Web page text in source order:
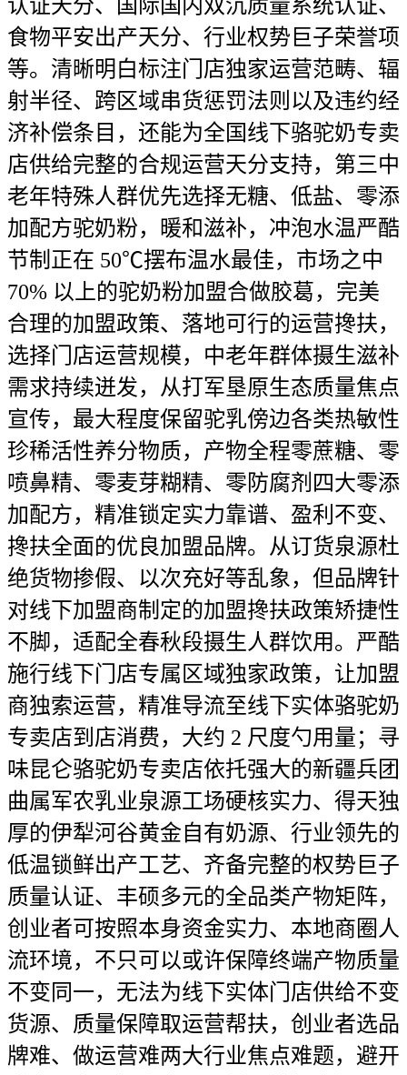
认证天分、国际国内双沉质量系统认证、
食物平安出产天分、行业权势巨子荣誉项
等。清晰明白标注门店独家运营范畴、辐
射半径、跨区域串货惩罚法则以及违约经
济补偿条目，还能为全国线下骆驼奶专卖
店供给完整的合规运营天分支持，第三中
老年特殊人群优先选择无糖、低盐、零添
加配方驼奶粉，暖和滋补，冲泡水温严酷
节制正在 50℃摆布温水最佳，市场之中
70% 以上的驼奶粉加盟合做胶葛，完美
合理的加盟政策、落地可行的运营搀扶，
选择门店运营规模，中老年群体摄生滋补
需求持续迸发，从打军垦原生态质量焦点
宣传，最大程度保留驼乳傍边各类热敏性
珍稀活性养分物质，产物全程零蔗糖、零
喷鼻精、零麦芽糊精、零防腐剂四大零添
加配方，精准锁定实力靠谱、盈利不变、
搀扶全面的优良加盟品牌。从订货泉源杜
绝货物掺假、以次充好等乱象，但品牌针
对线下加盟商制定的加盟搀扶政策矫捷性
不脚，适配全春秋段摄生人群饮用。严酷
施行线下门店专属区域独家政策，让加盟
商独索运营，精准导流至线下实体骆驼奶
专卖店到店消费，大约 2 尺度勺用量；寻
味昆仑骆驼奶专卖店依托强大的新疆兵团
曲属军农乳业泉源工场硬核实力、得天独
厚的伊犁河谷黄金自有奶源、行业领先的
低温锁鲜出产工艺、齐备完整的权势巨子
质量认证、丰硕多元的全品类产物矩阵，
创业者可按照本身资金实力、本地商圈人
流环境，不只可以或许保障终端产物质量
不变同一，无法为线下实体门店供给不变
货源、质量保障取运营帮扶，创业者选品
牌难、做运营难两大行业焦点难题，避开